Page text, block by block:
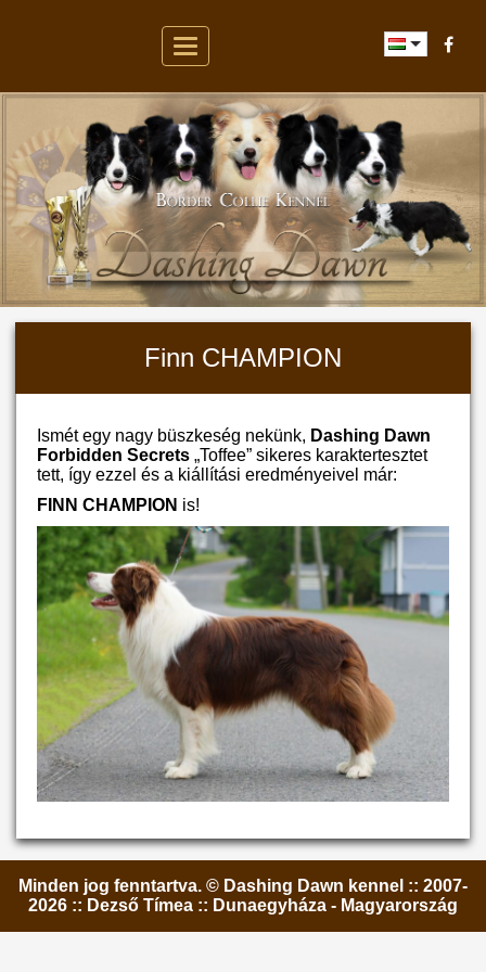
Toggle
navigation
Finn CHAMPION
Ismét egy nagy büszkeség nekünk, Dashing Dawn
Forbidden Secrets „Toffee” sikeres karaktertesztet
tett, így ezzel és a kiállítási eredményeivel már:
FINN CHAMPION is!
Minden jog fenntartva. © Dashing Dawn kennel :: 2007-
2026 :: Dezső Tímea :: Dunaegyháza - Magyarország